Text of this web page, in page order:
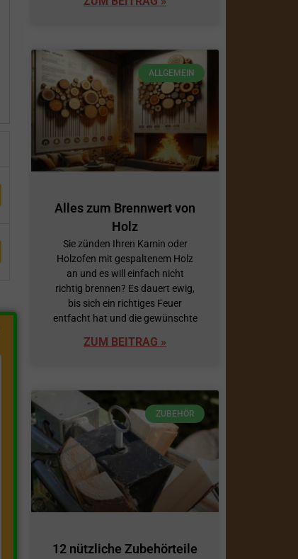
ALLGEMEIN
Alles zum Brennwert von
Holz
Sie zünden Ihren Kamin oder
Holzofen mit gespaltenem Holz
an und es will einfach nicht
richtig brennen? Es dauert ewig,
bis sich ein richtiges Feuer
entfacht hat und die gewünschte
ZUM BEITRAG »
ZUBEHÖR
12 nützliche Zubehörteile